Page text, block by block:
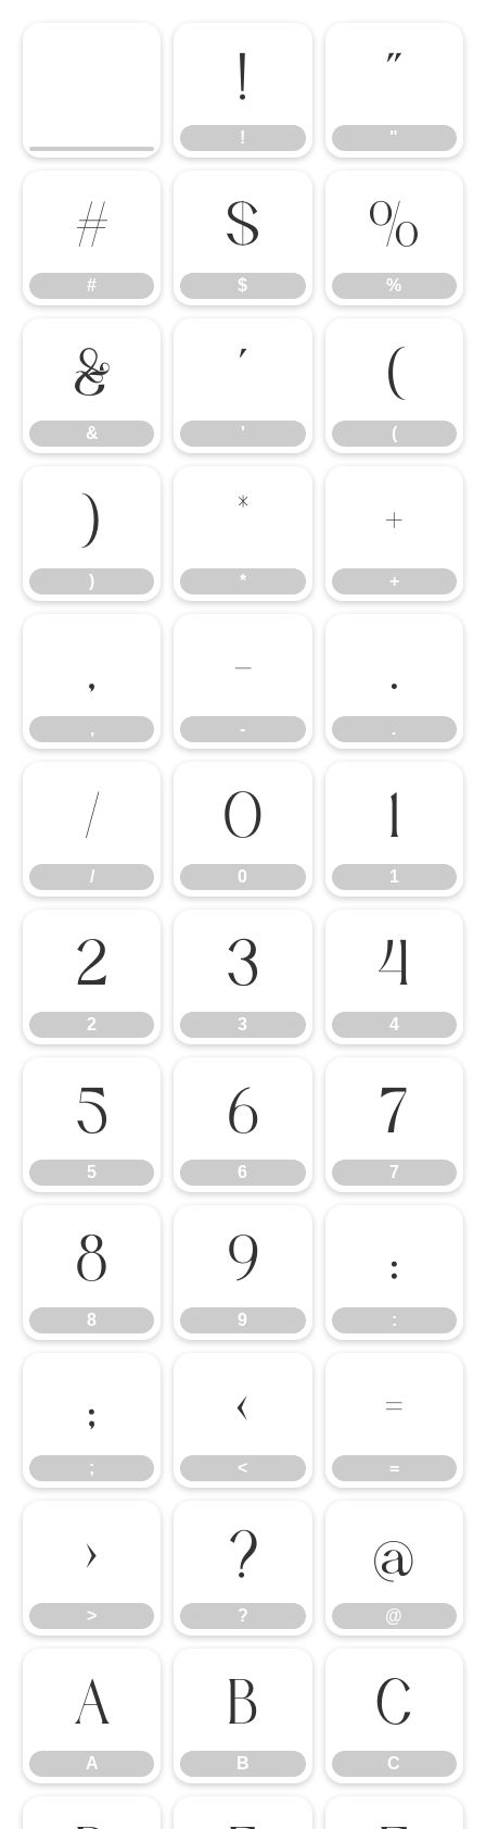
!
! "
"
#
# $
$ %
%
&
& '
' (
(
)
) *
* +
+
,, -
- .
.
/
/ 0
0 1
1
2
2 3
3 4
4
5
5 6
6 7
7
8
8 9
9 ::
;; <
< =
=
>
> ?
? @
@
A
A B
B C
C